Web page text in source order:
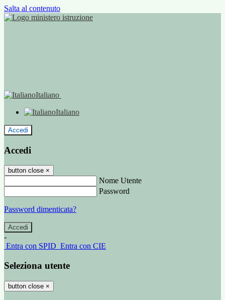
Salta al contenuto
Italiano
Italiano
Accedi
Accedi
button close ×
Nome Utente
Password
Password dimenticata?
-
Entra con SPID Entra con CIE
Seleziona utente
button close ×